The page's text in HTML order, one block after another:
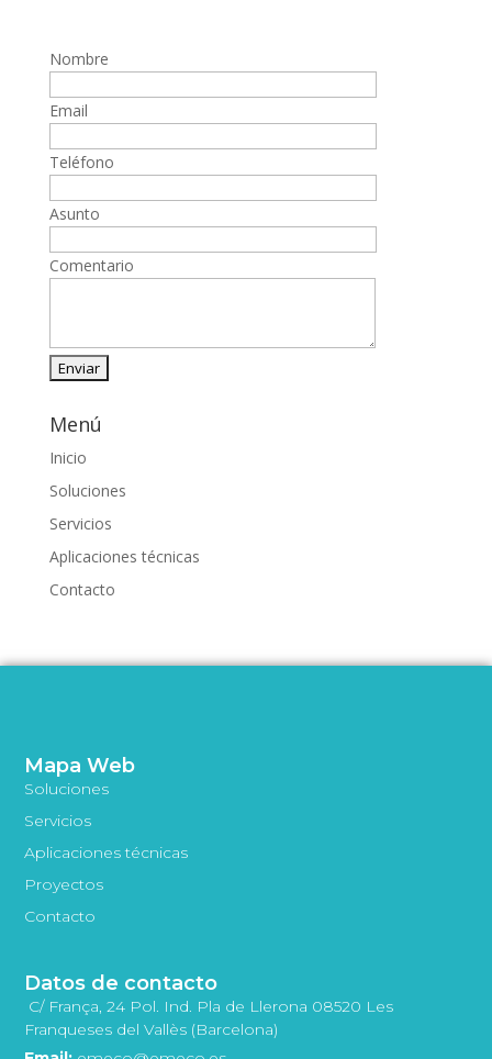
Nombre
Email
Teléfono
Asunto
Comentario
Menú
Inicio
Soluciones
Servicios
Aplicaciones técnicas
Contacto
Mapa Web
Soluciones
Servicios
Aplicaciones técnicas
Proyectos
Contacto
Datos de contacto
C/ França, 24 Pol. Ind. Pla de Llerona 08520 Les
Franqueses del Vallès (Barcelona)